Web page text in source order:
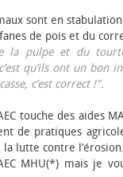
sont en
de pois et du
pulpe et du
qu’ils ont un
c’est correct !".
touche des aides
de pratiques
lutte contre l’érosion.
MHU(*) mais je